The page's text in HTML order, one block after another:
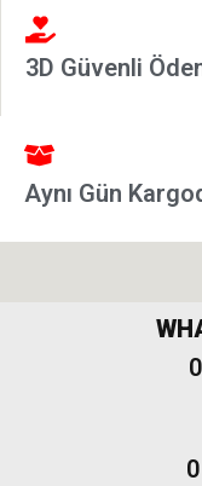
Punto &
Puntoevo
500-500L
3D Güvenli
Aynı Gün